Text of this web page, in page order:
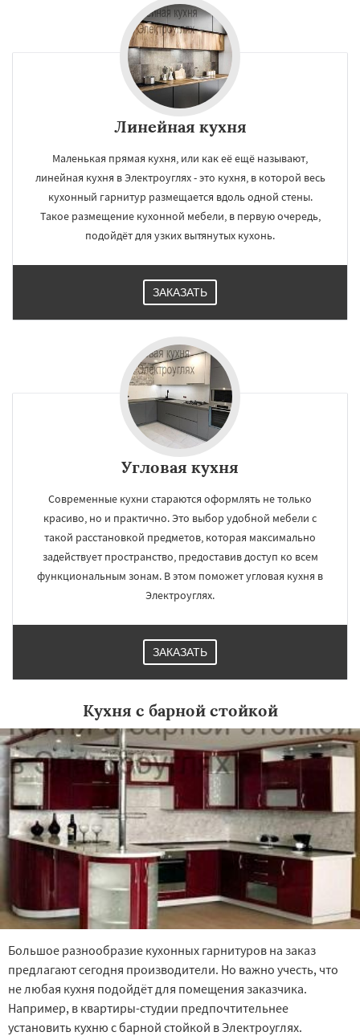
Линейная кухня
Маленькая прямая кухня, или как её ещё называют,
линейная кухня в Электроуглях - это кухня, в которой весь
кухонный гарнитур размещается вдоль одной стены.
Такое размещение кухонной мебели, в первую очередь,
подойдёт для узких вытянутых кухонь.
ЗАКАЗАТЬ
Угловая кухня
Современные кухни стараются оформлять не только
красиво, но и практично. Это выбор удобной мебели с
такой расстановкой предметов, которая максимально
задействует пространство, предоставив доступ ко всем
функциональным зонам. В этом поможет угловая кухня в
Электроуглях.
ЗАКАЗАТЬ
Кухня с барной стойкой
Большое разнообразие кухонных гарнитуров на заказ
предлагают сегодня производители. Но важно учесть, что
не любая кухня подойдёт для помещения заказчика.
Например, в квартиры-студии предпочтительнее
установить кухню с барной стойкой в Электроуглях.